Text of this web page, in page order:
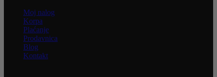
Moj nalog
Korpa
Plaćanje
Prodavnica
Blog
Kontakt